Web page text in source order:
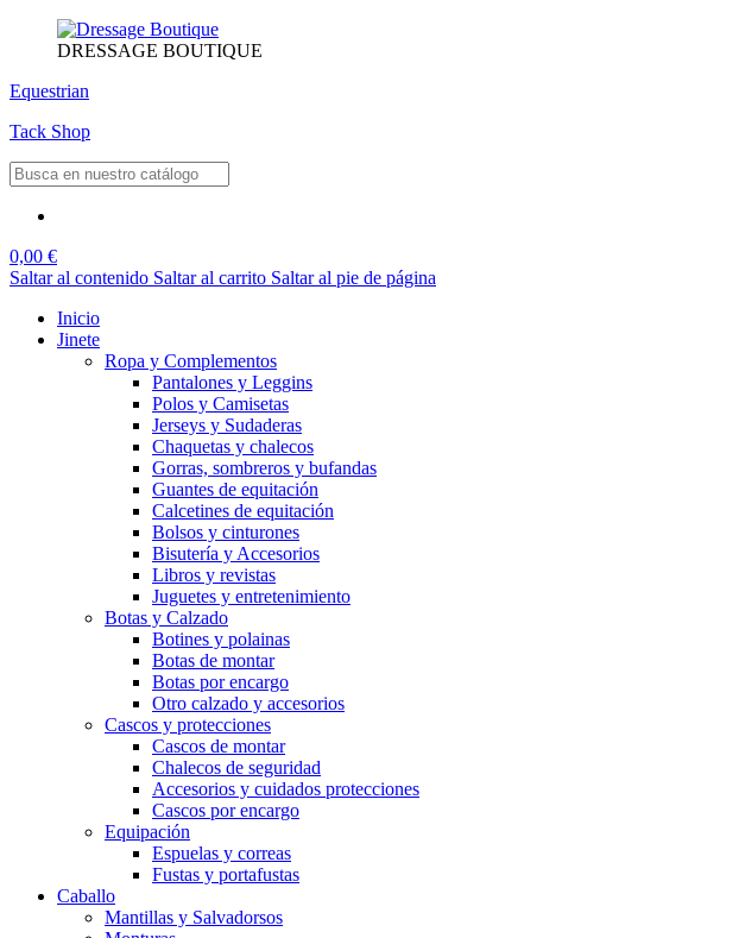
DRESSAGE BOUTIQUE
Equestrian
Tack Shop
0,00 €
Saltar al contenido Saltar al carrito Saltar al pie de página
Inicio
Jinete
Ropa y Complementos
Pantalones y Leggins
Polos y Camisetas
Jerseys y Sudaderas
Chaquetas y chalecos
Gorras, sombreros y bufandas
Guantes de equitación
Calcetines de equitación
Bolsos y cinturones
Bisutería y Accesorios
Libros y revistas
Juguetes y entretenimiento
Botas y Calzado
Botines y polainas
Botas de montar
Botas por encargo
Otro calzado y accesorios
Cascos y protecciones
Cascos de montar
Chalecos de seguridad
Accesorios y cuidados protecciones
Cascos por encargo
Equipación
Espuelas y correas
Fustas y portafustas
Caballo
Mantillas y Salvadorsos